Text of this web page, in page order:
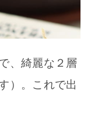
、綺麗な２層
）。これで出